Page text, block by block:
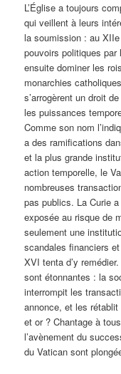
L’Église a toujours
qui veillent à leurs
la soumission : au
pouvoirs politiques
ensuite dominer les
monarchies
s’arrogèrent un droit
les puissances
Comme son nom
a des ramifications
et la plus grande
action temporelle, le
nombreuses
pas publics. La Curie
exposée au risque de
seulement une
scandales financiers
XVI tenta d’y
sont étonnantes : la
interrompit les
annonce, et les
et or ? Chantage à
l’avènement du
du Vatican sont